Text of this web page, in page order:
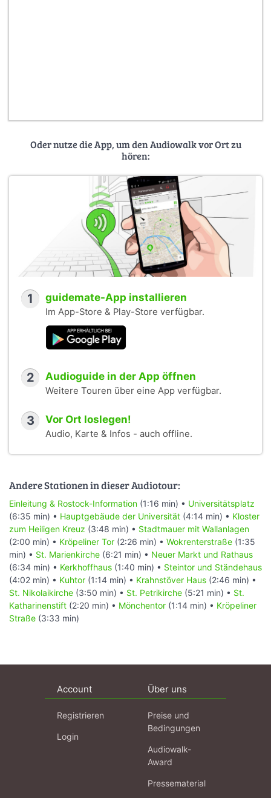
Oder nutze die App, um den Audiowalk vor Ort zu
hören:
1 guidemate-App installieren
Im App-Store & Play-Store verfügbar.
2 Audioguide in der App öffnen
Weitere Touren über eine App verfügbar.
3 Vor Ort loslegen!
Audio, Karte & Infos - auch offline.
Andere Stationen in dieser Audiotour:
Einleitung & Rostock-Information (1:16 min) • Universitätsplatz
(6:35 min) • Hauptgebäude der Universität (4:14 min) • Kloster
zum Heiligen Kreuz (3:48 min) • Stadtmauer mit Wallanlagen
(2:00 min) • Kröpeliner Tor (2:26 min) • Wokrenterstraße (1:35
min) • St. Marienkirche (6:21 min) • Neuer Markt und Rathaus
(6:34 min) • Kerkhoffhaus (1:40 min) • Steintor und Ständehaus
(4:02 min) • Kuhtor (1:14 min) • Krahnstöver Haus (2:46 min) •
St. Nikolaikirche (3:50 min) • St. Petrikirche (5:21 min) • St.
Katharinenstift (2:20 min) • Mönchentor (1:14 min) • Kröpeliner
Straße (3:33 min)
Account
Registrieren
Login
Über uns
Preise und
Bedingungen
Audiowalk-
Award
Pressematerial